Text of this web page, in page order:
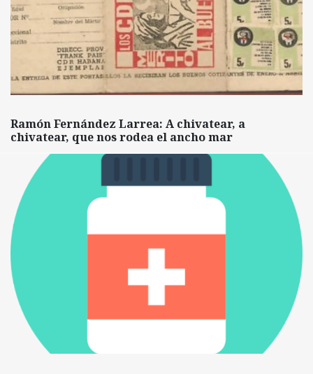
Ramón Fernández Larrea: A chivatear, a
chivatear, que nos rodea el ancho mar